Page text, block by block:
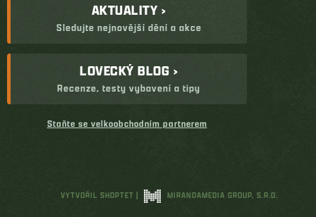
AKTUALITY ›
Sledujte nejnovější dění a akce
LOVECKÝ BLOG ›
Recenze, testy vybavení a tipy
Staňte se velkoobchodním partnerem
VYTVOŘIL SHOPTET | MIRANDAMEDIA GROUP, S.R.O.